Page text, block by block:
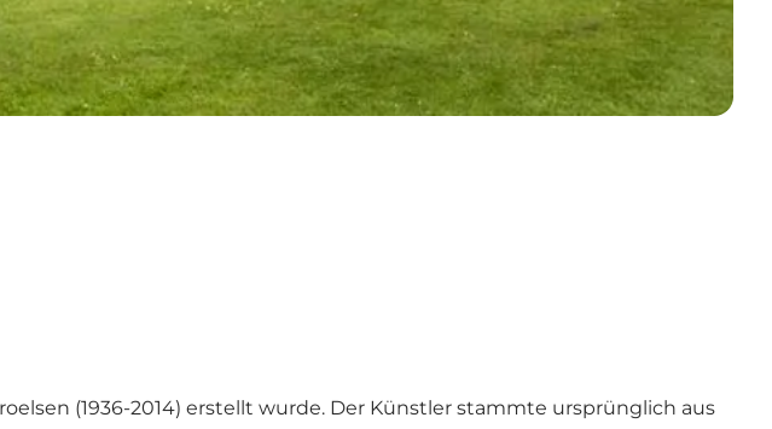
(1936-2014) erstellt wurde. Der Künstler stammte ursprünglich aus